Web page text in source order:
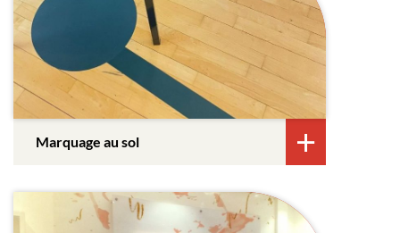
Marquage au sol